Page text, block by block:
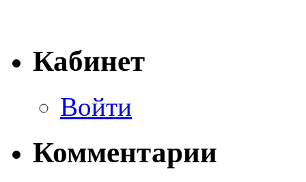
Кабинет
Войти
Комментарии